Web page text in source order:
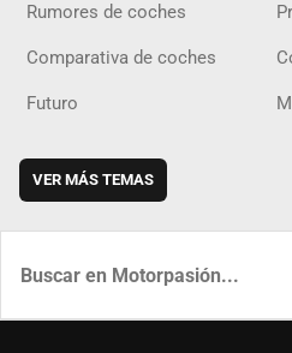
Rumores de coches
Comparativa de coches
Futuro
VER MÁS TEMAS